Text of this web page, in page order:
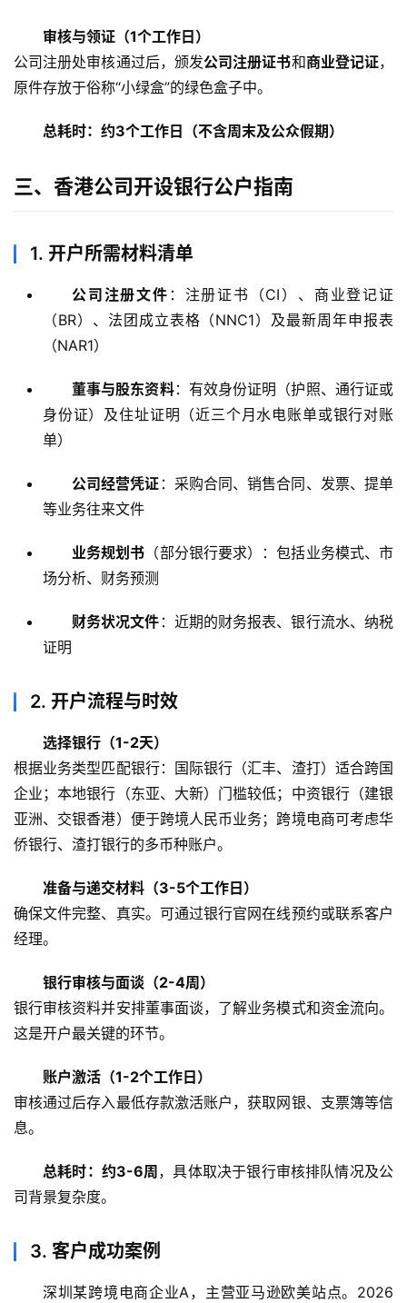
页
跨
审核与领证（1个工作日）
公司注册处审核通过后，颁发公司注册证书和商业登记证，
原件存放于俗称“小绿盒”的绿色盒子中。
总耗时：约3个工作日（不含周末及公众假期）
三、香港公司开设银行公户指南
1. 开户所需材料清单
公司注册文件 ：注册证书（CI）、商业登记证
（BR）、法团成立表格（NNC1）及最新周年申报表
（NAR1）
董事与股东资料：有效身份证明（护照、通行证或
身份证）及住址证明（近三个月水电账单或银行对账
单）
公司经营凭证 ：采购合同、销售合同、发票、提单
等业务往来文件
业务规划书 （部分银行要求）：包括业务模式、市
场分析、财务预测
财务状况文件 ：近期的财务报表、银行流水、纳税
证明
2. 开户流程与时效
选择银行（1-2天）
根据业务类型匹配银行：国际银行（汇丰、渣打）适合跨国
企业；本地银行（东亚、大新）门槛较低；中资银行（建银
亚洲、交银香港）便于跨境人民币业务；跨境电商可考虑华
侨银行、渣打银行的多币种账户。
准备与递交材料（3-5个工作日）
确保文件完整、真实。可通过银行官网在线预约或联系客户
经理。
银行审核与面谈（2-4周）
银行审核资料并安排董事面谈，了解业务模式和资金流向。
这是开户最关键的环节。
账户激活（1-2个工作日）
审核通过后存入最低存款激活账户，获取网银、支票簿等信
息。
总耗时：约3-6周 ，具体取决于银行审核排队情况及公
司背景复杂度。
3. 客户成功案例
深圳某跨境电商企业A，主营亚马逊欧美站点。2026